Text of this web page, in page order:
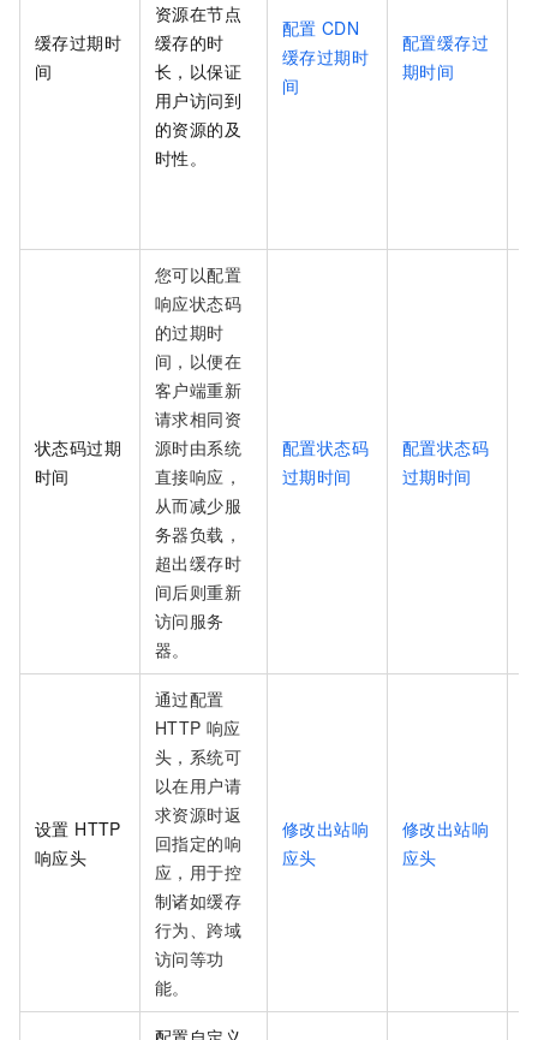
缓存过期时
间
资源在节点
缓存的时
长，以保证
用户访问到
的资源的及
时性。
配置 CDN
缓存过期时
间
配置缓存过
期时间
状态码过期
时间
您可以配置
响应状态码
的过期时
间，以便在
客户端重新
请求相同资
源时由系统
直接响应，
从而减少服
务器负载，
超出缓存时
间后则重新
访问服务
器。
配置状态码
过期时间
配置状态码
过期时间
设置 HTTP
响应头
通过配置
HTTP 响应
头，系统可
以在用户请
求资源时返
回指定的响
应，用于控
制诸如缓存
行为、跨域
访问等功
能。
修改出站响
应头
修改出站响
应头